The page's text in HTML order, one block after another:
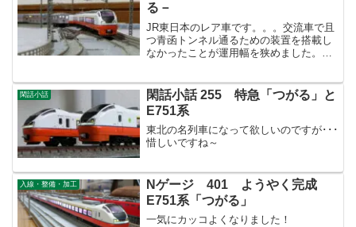
る－
JR東日本のレア車です。。。交流車で且
つ青函トンネル通るための装置を搭載し
なかったことが運用幅を狭めました。好
閑話小話
閑話小話 255 特急「つがる」と
E751系
東北の名列車になって欲しいのですが･･･
惜しいですね～
入線・整備・加工
Nゲージ 401 ようやく完成
E751系「つがる」
一気にカッコよくなりました！